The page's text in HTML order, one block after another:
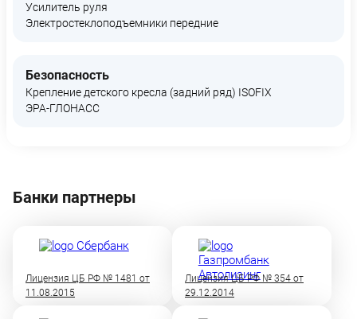
Усилитель руля
Электростеклоподъемники передние
Безопасность
Крепление детского кресла (задний ряд) ISOFIX
ЭРА-ГЛОНАСС
Банки партнеры
Лицензия ЦБ РФ № 1481 от
11.08.2015
Лицензия ЦБ РФ № 354 от
29.12.2014